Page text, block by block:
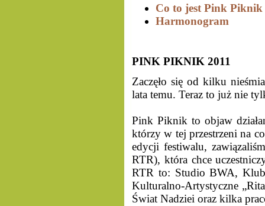
Co to jest Pink Piknik
Harmonogram
PINK PIKNIK 2011
Zaczęło się od kilku
lata temu. Teraz to już nie
Pink Piknik to objaw
którzy w tej przestrzeni na
edycji festiwalu,
RTR), która chce
RTR to: Studio BWA,
Kulturalno-Artystyczne
Świat Nadziei oraz kilka